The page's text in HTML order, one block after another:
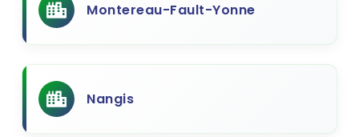
Montereau-Fault-Yonne
Nangis